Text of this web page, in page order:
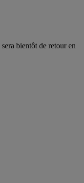
bientôt de retour en